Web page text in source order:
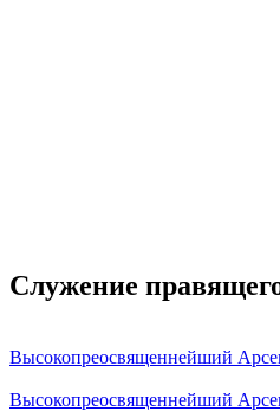
Служение
Высокопреосвященнейший
Высокопреосвященнейший